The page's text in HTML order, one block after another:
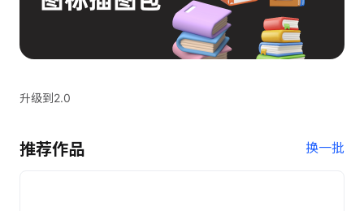
升级到2.0
推荐作品 换一批